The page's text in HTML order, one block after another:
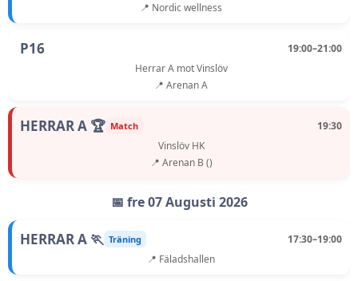
📍 Nordic wellness
P16
19:00–21:00
Herrar A mot Vinslöv
📍 Arenan A
HERRAR A 🏆 Match
19:30
Vinslöv HK
📍 Arenan B ()
📅 fre 07 Augusti 2026
HERRAR A 🏃 Träning
17:30–19:00
📍 Fäladshallen